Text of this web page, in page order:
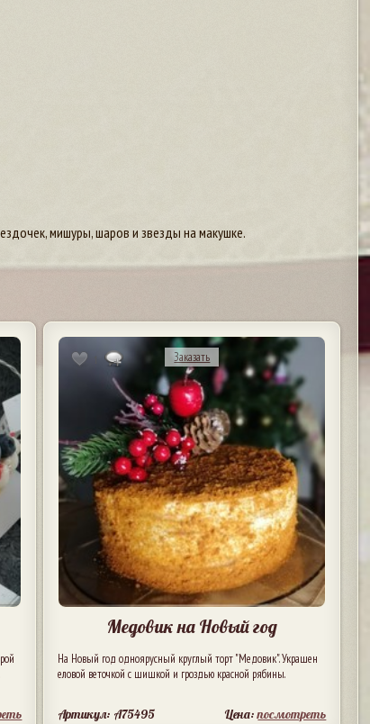
мишуры, шаров и звезды на макушке.
Заказать
Медовик на Новый год
На Новый год одноярусный круглый торт "Медовик". Украшен
еловой веточкой с шишкой и гроздью красной рябины.
Артикул: A75495 Цена:посмотреть